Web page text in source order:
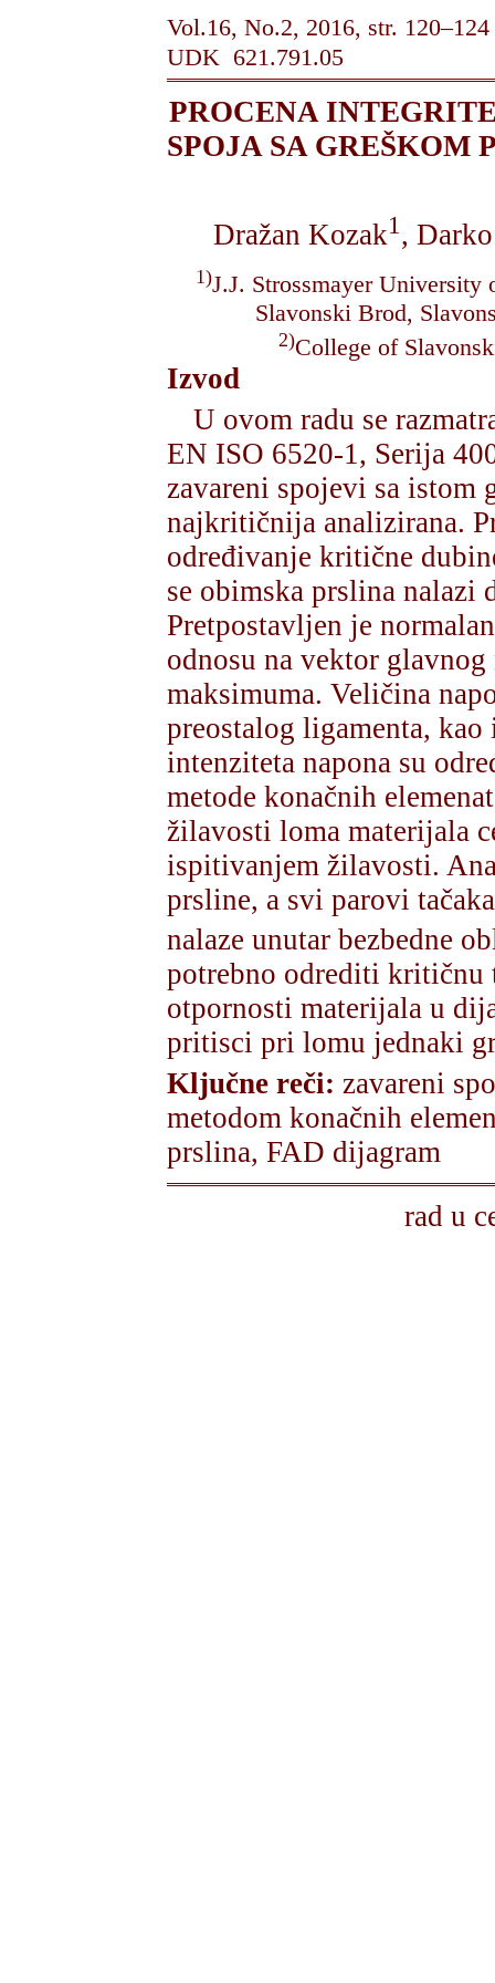
Vol.16, No.2, 2016, str. 120–124
UDK 621.791.05
PROCENA
SPOJA SA GREŠKOM
Dražan Kozak1,
1)J.J. Strossmayer
Slavonski Brod,
2)College of
Izvod
U ovom radu se
EN ISO 6520-1, Serija
zavareni spojevi sa istom
najkritičnija analizirana.
određivanje kritične
se obimska prslina nalazi
Pretpostavljen je
odnosu na vektor
maksimuma. Veličina
preostalog ligamenta,
intenziteta napona su
metode konačnih
žilavosti loma materijala
ispitivanjem žilavosti.
prsline, a svi parovi
nalaze unutar bezbedne
potrebno odrediti kritičnu
otpornosti materijala u
pritisci pri lomu jednaki
Ključne reči: zavareni
metodom konačnih
prslina, FAD dijagram
rad u